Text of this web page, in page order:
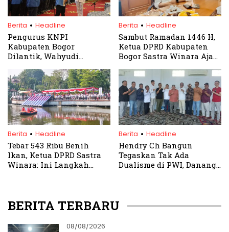
Berita . Headline
Pengurus KNPI
Kabupaten Bogor
Dilantik, Wahyudi
Pemerintah
Berita . Headline
Sambut Ramadan 1446 H,
Ketua DPRD Kabupaten
Bogor Sastra Winara Ajak
dan Kepedulian Sosial
Berita . Headline
Tebar 543 Ribu Benih
Ikan, Ketua DPRD Sastra
Winara: Ini Langkah
Berita . Headline
Hendry Ch Bangun
Tegaskan Tak Ada
Dualisme di PWI, Danang
BERITA TERBARU
08/08/2026